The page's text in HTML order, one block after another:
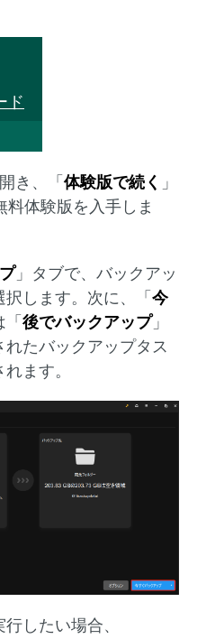
ド
き、「 体験版で続く 」
料体験版を入手しま
」タブで、バックアッ
します。次に、「 今
後でバックアップ」
たバックアップタス
ます。
したい場合、